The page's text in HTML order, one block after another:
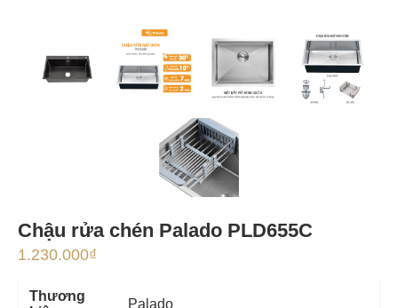
Chậu rửa chén Palado PLD655C
1.230.000₫
Thương
Palado